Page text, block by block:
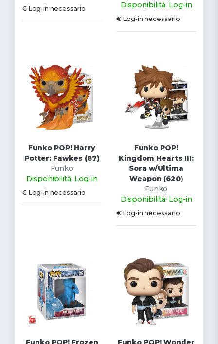
€ Log-in necessario
Disponibilità: Log-in
€ Log-in necessario
Funko POP! Harry
Potter: Fawkes (87)
Funko
Disponibilità: Log-in
€ Log-in necessario
Funko POP!
Kingdom Hearts III:
Sora w/Ultima
Weapon (620)
Funko
Disponibilità: Log-in
€ Log-in necessario
Funko POP! Frozen
Funko POP! Wonder